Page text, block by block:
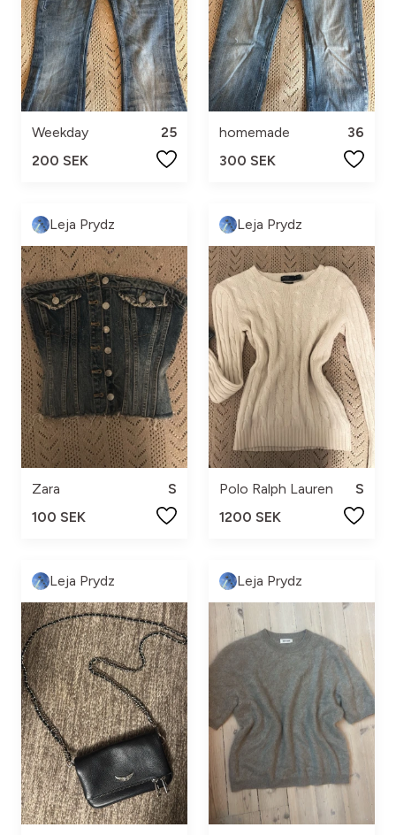
Weekday
25
200 SEK
homemade
36
300 SEK
Leja Prydz
Zara
S
100 SEK
Leja Prydz
Polo Ralph Lauren
S
1200 SEK
Leja Prydz Leja Prydz